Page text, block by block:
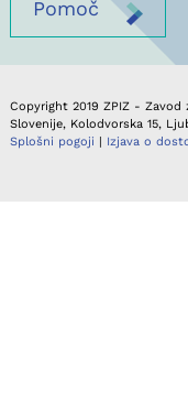
Pomoč
Copyright 2019 ZPIZ -
Slovenije, Kolodvorska 15,
Splošni pogoji
Izjava o